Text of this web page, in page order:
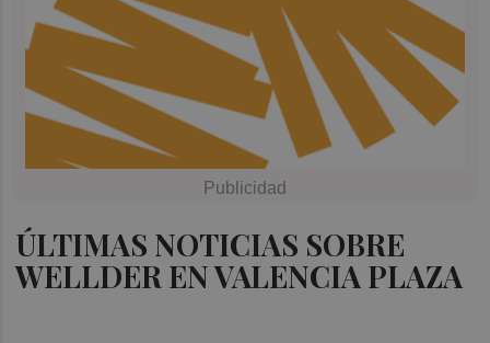
ÚLTIMAS NOTICIAS SOBRE
WELLDER EN VALENCIA PLAZA